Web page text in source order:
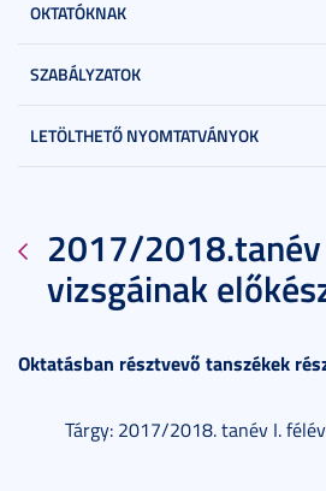
OKTATÓKNAK
SZABÁLYZATOK
LETÖLTHETŐ NYOMTATVÁNYOK
2017/
vizsgáinak
Oktatásban résztvevő tanszékek
Tárgy: 2017/2018. tanév I.